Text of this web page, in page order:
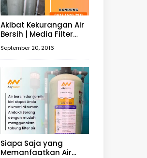
Akibat Kekurangan Air
Bersih | Media Filter
untuk Mengubah Air
Keruh Menjadi Jernih |
September 20, 2016
Siapa Saja yang
Memanfaatkan Air